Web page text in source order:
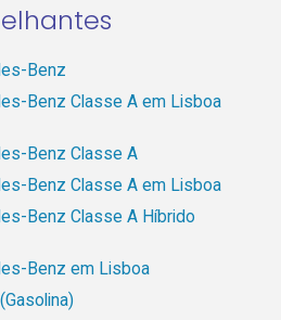
Benz
Benz Classe A em Lisboa
Benz Classe A
Benz Classe A em Lisboa
Benz Classe A Híbrido
Benz em Lisboa